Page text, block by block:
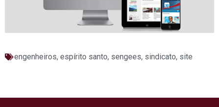
engenheiros, espírito santo, sengees, sindicato, site